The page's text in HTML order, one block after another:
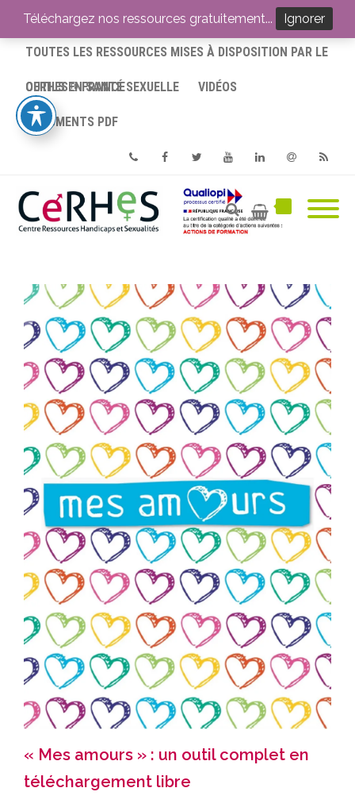
ACCUEIL
TOUTES LES RESSOURCES MISES À DISPOSITION PAR LE
CERHES® FRANCE
OUTILS EN SANTÉ SEXUELLE VIDÉOS
DOCUMENTS PDF
PhoneFacebookTwitterYoutube
« Mes amours » : un outil complet en
téléchargement libre
Téléchargez nos ressources gratuitement... Ignorer